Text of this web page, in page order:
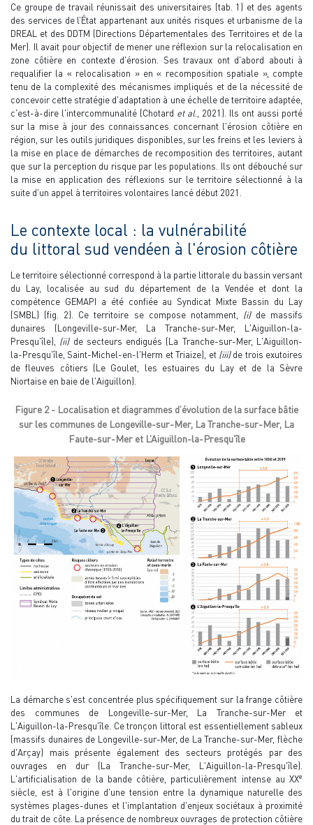
Ce groupe de travail réunissait des universitaires (tab. 1) et des agents
des services de l’État appartenant aux unités risques et urbanisme de la
DREAL et des DDTM (Directions Départementales des Territoires et de la
Mer). Il avait pour objectif de mener une réflexion sur la relocalisation en
zone côtière en contexte d'érosion. Ses travaux ont d'abord abouti à
requalifier la « relocalisation » en « recomposition spatiale », compte
tenu de la complexité des mécanismes impliqués et de la nécessité de
concevoir cette stratégie d'adaptation à une échelle de territoire adaptée,
c'est-à-dire l'intercommunalité (Chotard et al., 2021). Ils ont aussi porté
sur la mise à jour des connaissances concernant l'érosion côtière en
région, sur les outils juridiques disponibles, sur les freins et les leviers à
la mise en place de démarches de recomposition des territoires, autant
que sur la perception du risque par les populations. Ils ont débouché sur
la mise en application des réflexions sur le territoire sélectionné à la
suite d'un appel à territoires volontaires lancé début 2021.
Le contexte local : la vulnérabilité
du littoral sud vendéen à l'érosion côtière
Le territoire sélectionné correspond à la partie littorale du bassin versant
du Lay, localisée au sud du département de la Vendée et dont la
compétence GEMAPI a été confiée au Syndicat Mixte Bassin du Lay
(SMBL) (fig. 2). Ce territoire se compose notamment, (i)de massifs
dunaires (Longeville-sur-Mer, La Tranche-sur-Mer, L'Aiguillon-la-
Presqu'île), (ii)de secteurs endigués (La Tranche-sur-Mer, L'Aiguillon-
la-Presqu'île, Saint-Michel-en-l'Herm et Triaize), et (iii)de trois exutoires
de fleuves côtiers (Le Goulet, les estuaires du Lay et de la Sèvre
Niortaise en baie de l'Aiguillon).
Figure 2 - Localisation et diagrammes d’évolution de la surface bâtie
sur les communes de Longeville-sur-Mer, La Tranche-sur-Mer, La
Faute-sur-Mer et L’Aiguillon-la-Presqu’île
La démarche s'est concentrée plus spécifiquement sur la frange côtière
des communes de Longeville-sur-Mer, La Tranche-sur-Mer et
L'Aiguillon-la-Presqu'île. Ce tronçon littoral est essentiellement sableux
(massifs dunaires de Longeville-sur-Mer, de La Tranche-sur-Mer, flèche
d'Arçay) mais présente également des secteurs protégés par des
ouvrages en dur (La Tranche-sur-Mer, L'Aiguillon-la-Presqu'île).
L'artificialisation de la bande côtière, particulièrement intense au XXe
siècle, est à l'origine d'une tension entre la dynamique naturelle des
systèmes plages-dunes et l'implantation d'enjeux sociétaux à proximité
du trait de côte. La présence de nombreux ouvrages de protection côtière